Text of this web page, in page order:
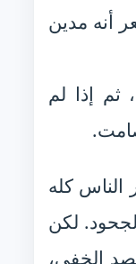
أنه مدين
إذا لم
كله
لكن
الخفي،